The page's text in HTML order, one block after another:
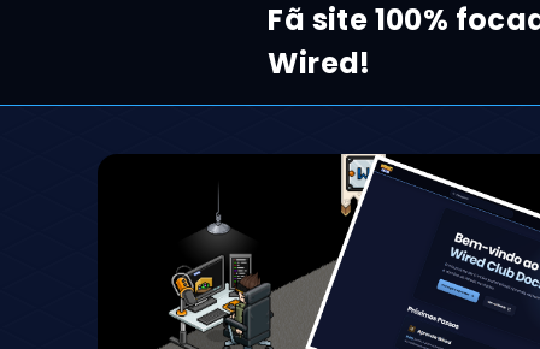
Fã site 100%
Wired!